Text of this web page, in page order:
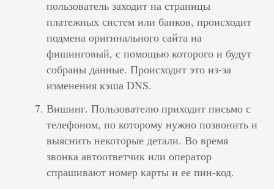
пользователь заходит на страницы
платежных систем или банков, происходит
подмена оригинального сайта на
фишинговый, с помощью которого и будут
собраны данные. Происходит это из-за
изменения кэша DNS.
Вишинг. Пользователю приходит письмо с
телефоном, по которому нужно позвонить и
выяснить некоторые детали. Во время
звонка автоответчик или оператор
спрашивают номер карты и ее пин-код.